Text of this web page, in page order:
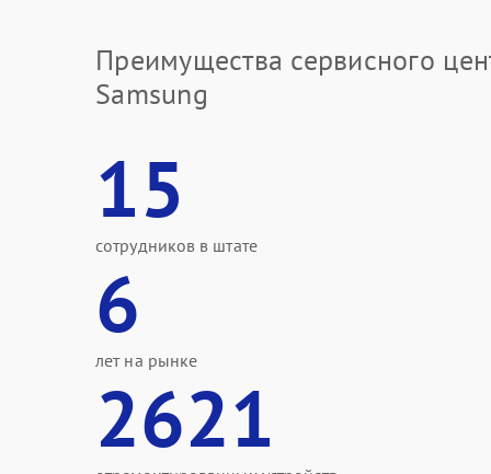
Преимущества сервисного
Samsung
15
сотрудников в штате
6
лет на рынке
2621